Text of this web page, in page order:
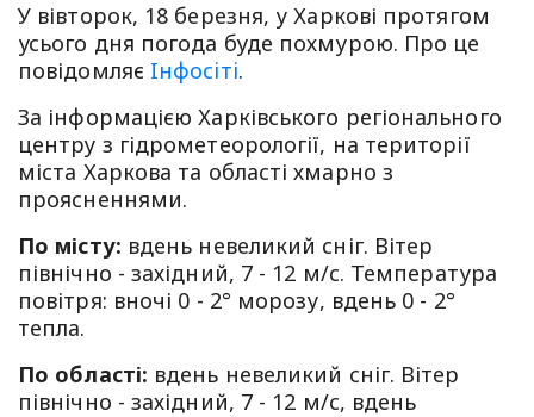
У вівторок, 18 березня, у Харкові протягом
усього дня погода буде похмурою. Про це
повідомляє Iнфосiтi.
За інформацією Харківського регіонального
центру з гідрометеорології, на території
міста Харкова та області хмарно з
проясненнями.
По місту: вдень невеликий сніг. Вітер
північно - західний, 7 - 12 м/с. Температура
повітря: вночі 0 - 2° морозу, вдень 0 - 2°
тепла.
По області: вдень невеликий сніг. Вітер
північно - західний, 7 - 12 м/с, вдень